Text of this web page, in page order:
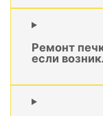
Ремонт
если